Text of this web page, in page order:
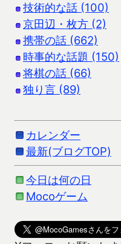
技術的な話 (100)
京田辺・枚方 (2)
携帯の話 (662)
時事的な話題 (150)
将棋の話 (66)
独り言 (89)
カレンダー
最新(ブログTOP)
今日は何の日
Mocoゲーム